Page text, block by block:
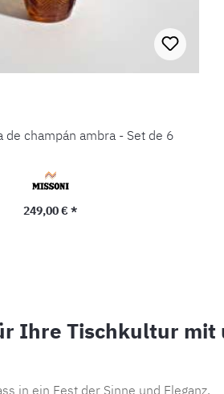
de champán ambra - Set de 6
Precio normal:
249,00 € *
Ihre Tischkultur
in ein Fest der Sinne und Eleganz.